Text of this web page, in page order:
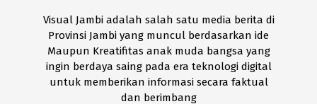
Visual Jambi adalah salah satu media berita di
Provinsi Jambi yang muncul berdasarkan ide
Maupun Kreatifitas anak muda bangsa yang
ingin berdaya saing pada era teknologi digital
untuk memberikan informasi secara faktual
dan berimbang